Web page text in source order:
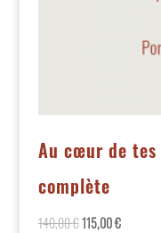
Au cœur de
complète
140,00€115,00€